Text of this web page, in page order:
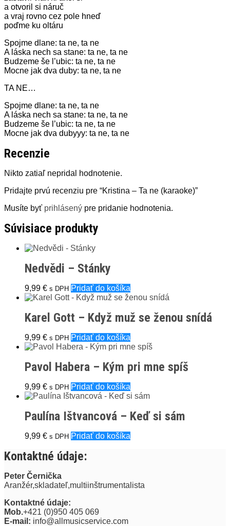
a otvoril si náruč
a vraj rovno cez pole hneď
poďme ku oltáru
Spojme dlane: ta ne, ta ne
A láska nech sa stane: ta ne, ta ne
Budzeme še l’ubic: ta ne, ta ne
Mocne jak dva duby: ta ne, ta ne
TA NE…
Spojme dlane: ta ne, ta ne
A láska nech sa stane: ta ne, ta ne
Budzeme še l’ubic: ta ne, ta ne
Mocne jak dva dubyyy: ta ne, ta ne
Recenzie
Nikto zatiaľ nepridal hodnotenie.
Pridajte prvú recenziu pre “Kristina – Ta ne (karaoke)”
Musíte byť prihlásený pre pridanie hodnotenia.
Súvisiace produkty
Nedvědi – Stánky
9,99 € s DPH Pridať do košíka
Karel Gott – Když muž se ženou snídá
9,99 € s DPH Pridať do košíka
Pavol Habera – Kým pri mne spíš
9,99 € s DPH Pridať do košíka
Paulína Ištvancová – Keď si sám
9,99 € s DPH Pridať do košíka
Kontaktné údaje:
Peter Černička
Aranžér,skladateľ,multiinštrumentalista
Kontaktné údaje:
Mob.+421 (0)950 405 069
E-mail: info@allmusicservice.com